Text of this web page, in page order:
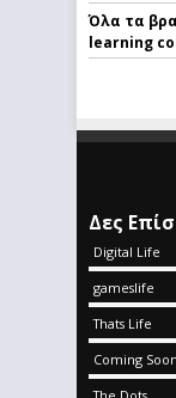
Όλα τα
learning
Δες
Digital Life
gameslife
Thats Life
Coming Soon